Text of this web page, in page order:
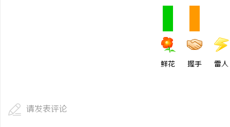
鲜花 握手 雷人
请发表评论